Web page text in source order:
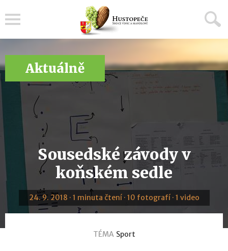
Aktuálně
Sousedské závody v
koňském sedle
24. 9. 2018 · 1 minuta čtení · 10 fotografí · 1 video
TÉMA Sport